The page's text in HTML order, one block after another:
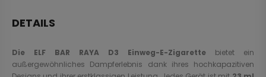
DETAILS
Die ELF BAR RAYA D3 Einweg-E-Zigarette bietet ein
außergewöhnliches Dampferlebnis dank ihres hochkapazitiven